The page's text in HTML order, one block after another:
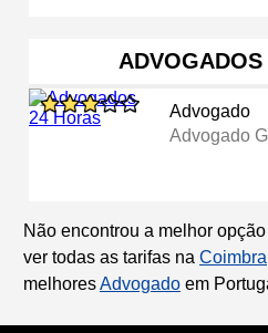
Advogado
Advogado
Não encontrou a melhor
ver todas as tarifas na Coimbra
melhoresAdvogado em